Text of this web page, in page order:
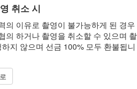
취소 시
의 이유로 촬영이 불가능하게 된 경우
의 하거나 촬영을 취소할 수 있으며 촬
지 않으며 선금 100% 모두 환불됩니